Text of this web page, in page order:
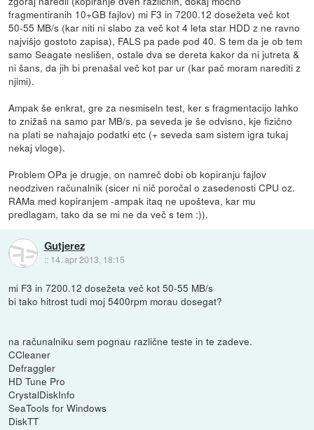
fragmentiranih 10+GB fajlov) mi F3 in 7200.12 dosežeta več kot
50-55 MB/s (kar niti ni slabo za več kot 4 leta star HDD z ne ravno
najvišjo gostoto zapisa), FALS pa pade pod 40. S tem da je ob tem
samo Seagate neslišen, ostale dva se dereta kakor da ni jutreta &
ni šans, da jih bi prenašal več kot par ur (kar pač moram narediti z
njimi).
Ampak še enkrat, gre za nesmiseln test, ker s fragmentacijo lahko
to znižaš na samo par MB/s, pa seveda je še odvisno, kje fizično
na plati se nahajajo podatki etc (+ seveda sam sistem igra tukaj
nekaj vloge).
Problem OPa je drugje, on namreč dobi ob kopiranju fajlov
neodziven računalnik (sicer ni nič poročal o zasedenosti CPU oz.
RAMa med kopiranjem -ampak itaq ne upošteva, kar mu
predlagam, tako da se mi ne da več s tem :)).
Gutjerez
:: 14. apr 2013, 18:15
mi F3 in 7200.12 dosežeta več kot 50-55 MB/s
bi tako hitrost tudi moj 5400rpm morau dosegat?
na računalniku sem pognau različne teste in te zadeve.
CCleaner
Defraggler
HD Tune Pro
CrystalDiskInfo
SeaTools for Windows
DiskTT